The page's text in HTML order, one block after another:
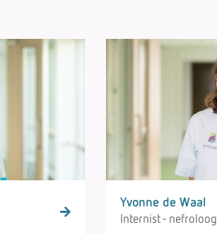
Yvonne de Waal
Internist - nefroloog